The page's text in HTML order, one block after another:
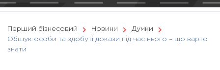
Перший бізнесовий Новини
Думки
Обшук особи та здобуті докази під час нього – що варто
знати